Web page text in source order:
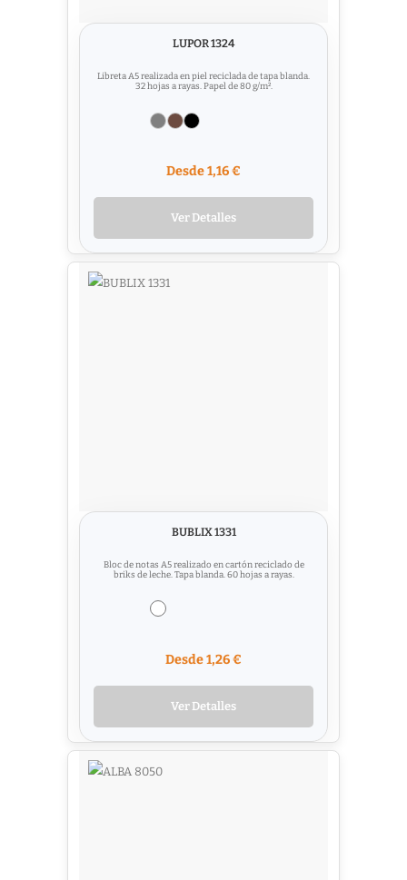
LUPOR 1324
Libreta A5 realizada en piel reciclada de tapa blanda.
32 hojas a rayas. Papel de 80 g/m².
Desde 1,16 €
Ver Detalles
BUBLIX 1331
Bloc de notas A5 realizado en cartón reciclado de
briks de leche. Tapa blanda. 60 hojas a rayas.
Desde 1,26 €
Ver Detalles